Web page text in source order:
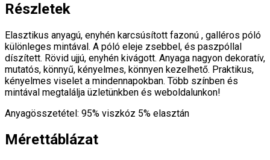
Részletek
Elasztikus anyagú, enyhén karcsúsított fazonú , galléros póló
különleges mintával. A póló eleje zsebbel, és paszpóllal
díszített. Rövid ujjú, enyhén kivágott. Anyaga nagyon dekoratív,
mutatós, könnyű, kényelmes, könnyen kezelhető. Praktikus,
kényelmes viselet a mindennapokban. Több színben és
mintával megtalálja üzletünkben és weboldalunkon!
Anyagösszetétel: 95% viszkóz 5% elasztán
Mérettáblázat